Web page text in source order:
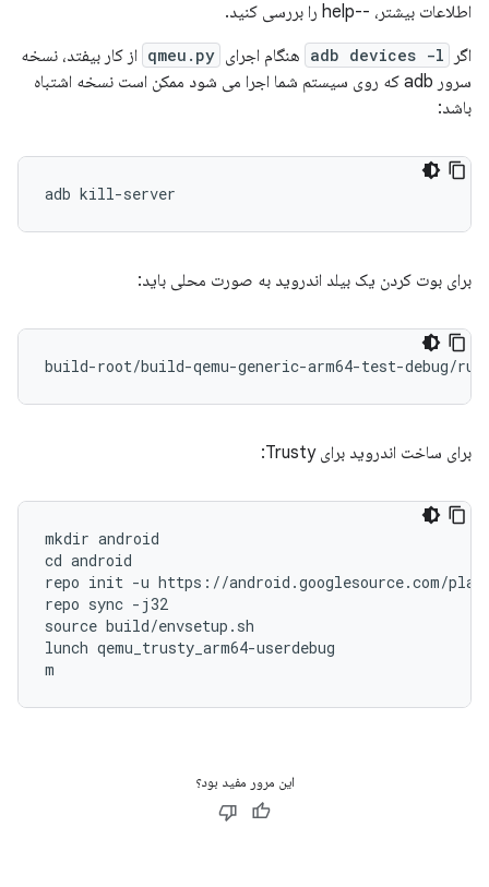
اطلاعات بیشتر، --help را بررسی کنید.
اگر
adb devices -l هنگام اجرای qmeu.py از کار بیفتد، نسخه
سرور adb که روی سیستم شما اجرا می شود ممکن است نسخه اشتباه
باشد:
برای بوت کردن یک بیلد اندروید به صورت محلی باید:
برای ساخت اندروید برای Trusty:
mkdir android
cd android
repo init -u https://android.googlesource.com/
repo sync -j32
source build/envsetup.sh
lunch qemu_trusty_arm64-userdebug
m
این مرور مفید بود؟